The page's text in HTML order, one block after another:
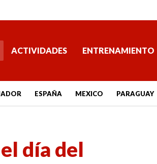
ACTIVIDADES ENTRENAMIENTO
ESPAÑA MEXICO PARAGUAY
día del